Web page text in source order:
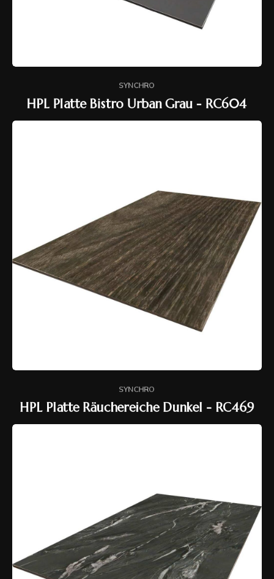
SYNCHRO
HPL Platte Bistro Urban Grau - RC604
SYNCHRO
HPL Platte Räuchereiche Dunkel - RC469